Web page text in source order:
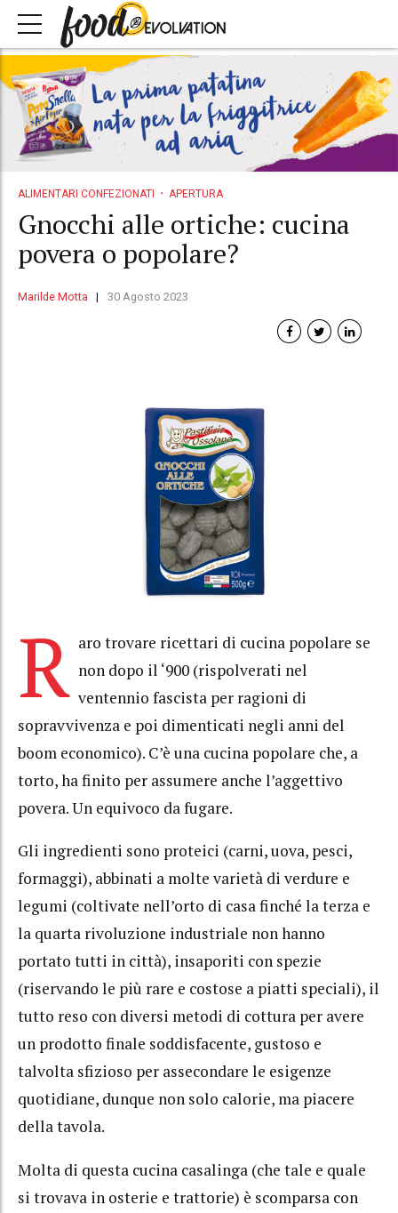
ALIMENTARI CONFEZIONATI APERTURA
Gnocchi alle ortiche: cucina
povera o popolare?
Marilde Motta 30 Agosto 2023
R aro trovare ricettari di cucina popolare se
non dopo il ‘900 (rispolverati nel
ventennio fascista per ragioni di
sopravvivenza e poi dimenticati negli anni del
boom economico). C’è una cucina popolare che, a
torto, ha finito per assumere anche l’aggettivo
povera. Un equivoco da fugare.
Gli ingredienti sono proteici (carni, uova, pesci,
formaggi), abbinati a molte varietà di verdure e
legumi (coltivate nell’orto di casa finché la terza e
la quarta rivoluzione industriale non hanno
portato tutti in città), insaporiti con spezie
(riservando le più rare e costose a piatti speciali), il
tutto reso con diversi metodi di cottura per avere
un prodotto finale soddisfacente, gustoso e
talvolta sfizioso per assecondare le esigenze
quotidiane, dunque non solo calorie, ma piacere
della tavola.
Molta di questa cucina casalinga (che tale e quale
si trovava in osterie e trattorie) è scomparsa con